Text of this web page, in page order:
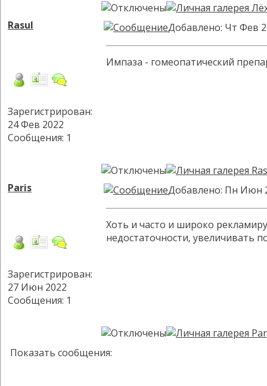
Rasul
Зарегистрирован:
24 Фев 2022
Сообщения: 1
Добавлено: Чт Фев
Импаза - гомеопатический
Paris
Зарегистрирован:
27 Июн 2022
Сообщения: 1
Добавлено: Пн Июн
Хоть и часто и широко
недостаточности, увеличивать
Показать сообщения: